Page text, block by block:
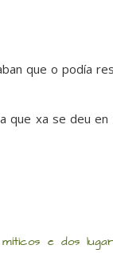
que o podía
que xa se deu en
e dos